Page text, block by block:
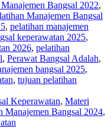
Bangsal 2022,
Manajemen Bangsal
, pelatihan manajemen
keperawatan 2025,
2026, pelatihan
, Perawat Bangsal Adalah,
bangsal 2025,
, tujuan pelatihan
Keperawatan, Materi
Manajemen Bangsal 2024,